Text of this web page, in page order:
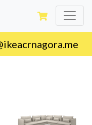
Черногории.